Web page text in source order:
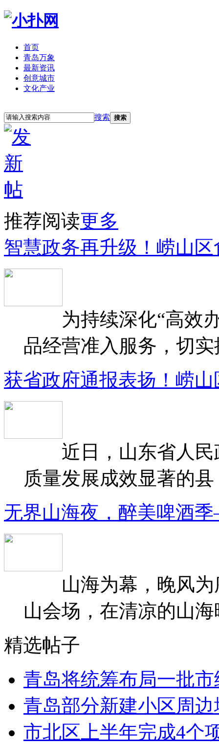
首页
青岛万象
最新资讯
创意城市
文化产业
搜索 搜索
推荐阅读更多
智慧政务再升级！崂山
为持续深化“高效办
品经营准入服务，切
获省政府通报表扬！崂
近日，山东省人民
质量发展成效显著的
无界山海夜，醉美啤酒
山海为幕，晚风为
山会场，在清凉的山
精选帖子
青岛将统筹布局一批市
青岛部分新建小区周
市北区上半年完成4个